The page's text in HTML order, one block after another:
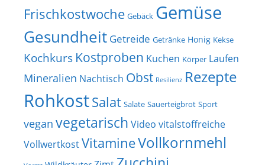
Frischkostwoche Gebäck Gemüse
Gesundheit Getreide Getränke Honig Kekse
Kochkurs Kostproben Kuchen Körper Laufen
Mineralien Nachtisch Obst Resilienz Rezepte
RohkostSalat Salate Sauerteigbrot Sport
vegan vegetarisch Video vitalstoffreiche
VollwertkostVitamineVollkornmehl